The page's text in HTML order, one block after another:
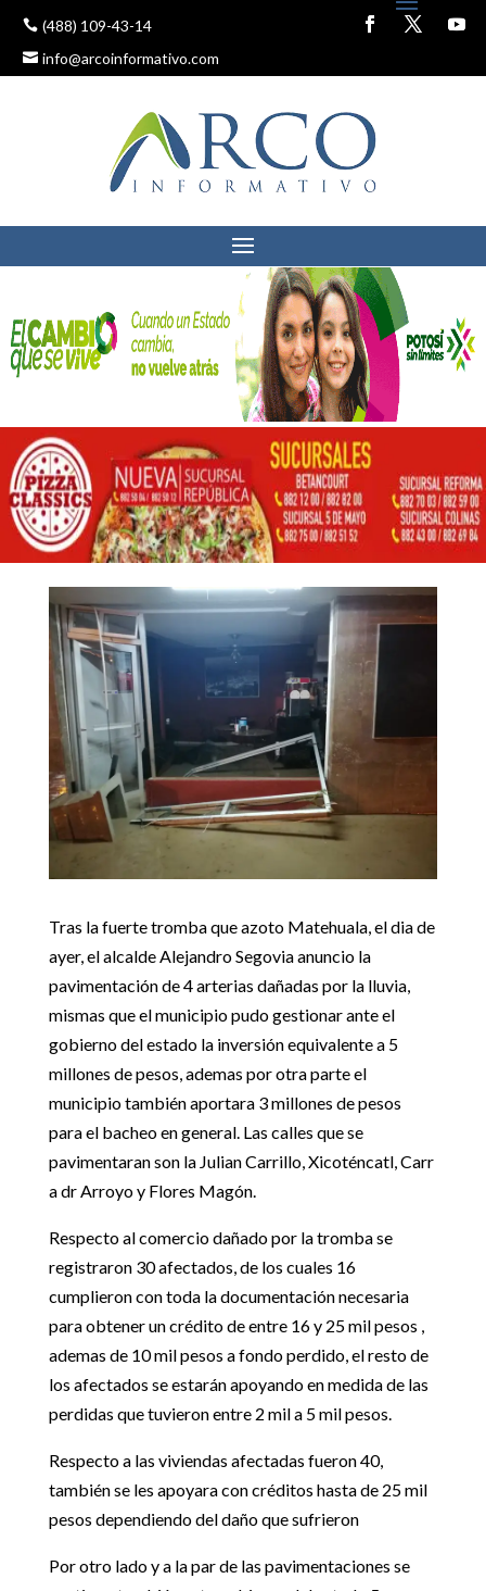
(488) 109-43-14
info@arcoinformativo.com
 Inicio 5 Noticias locales 5
Anuncian pavimentaciones y apoyos a comercio por tromba
ANUNCIAN
PAVIMENTACIONES Y
APOYOS A COMERCIO
POR TROMBA
Noticias locales
7 junio, 2019
Tras la fuerte tromba que azoto Matehuala, el dia de
ayer, el alcalde Alejandro Segovia anuncio la
pavimentación de 4 arterias dañadas por la lluvia,
mismas que el municipio pudo gestionar ante el
gobierno del estado la inversión equivalente a 5
millones de pesos, ademas por otra parte el
municipio también aportara 3 millones de pesos
para el bacheo en general. Las calles que se
pavimentaran son la Julian Carrillo, Xicoténcatl, Carr
a dr Arroyo y Flores Magón.
Respecto al comercio dañado por la tromba se
registraron 30 afectados, de los cuales 16
cumplieron con toda la documentación necesaria
para obtener un crédito de entre 16 y 25 mil pesos ,
ademas de 10 mil pesos a fondo perdido, el resto de
los afectados se estarán apoyando en medida de las
perdidas que tuvieron entre 2 mil a 5 mil pesos.
Respecto a las viviendas afectadas fueron 40,
también se les apoyara con créditos hasta de 25 mil
pesos dependiendo del daño que sufrieron
Por otro lado y a la par de las pavimentaciones se